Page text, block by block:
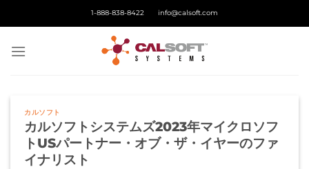
1-888-838-8422 info@calsoft.com
カルソフト
カルソフトシステムズ2023年マイクロソフ
トUSパートナー・オブ・ザ・イヤーのファ
イナリスト